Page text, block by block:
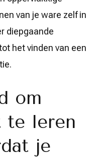
van je ware zelf in
diepgaande
het vinden van een
om
te leren
je